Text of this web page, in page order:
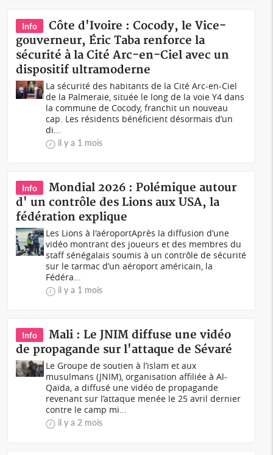
Info
Côte d'Ivoire : Cocody, le Vice-
gouverneur, Éric Taba renforce la
sécurité à la Cité Arc-en-Ciel avec un
dispositif ultramoderne
La sécurité des habitants de la Cité Arc-en-Ciel
de la Palmeraie, située le long de la voie Y4 dans
la commune de Cocody, franchit un nouveau
cap. Les résidents bénéficient désormais d’un
di...
il y a 1 mois
Info
Mondial 2026 : Polémique autour
d' un contrôle des Lions aux USA, la
fédération explique
Les Lions à l'aéroportAprès la diffusion d’une
vidéo montrant des joueurs et des membres du
staff sénégalais soumis à un contrôle de sécurité
sur le tarmac d’un aéroport américain, la
Fédéra...
il y a 1 mois
Info
Mali : Le JNIM diffuse une vidéo
de propagande sur l'attaque de Sévaré
Le Groupe de soutien à l’islam et aux
musulmans (JNIM), organisation affiliée à Al-
Qaïda, a diffusé une vidéo de propagande
revenant sur l’attaque menée le 25 avril dernier
contre le camp mi...
il y a 2 mois